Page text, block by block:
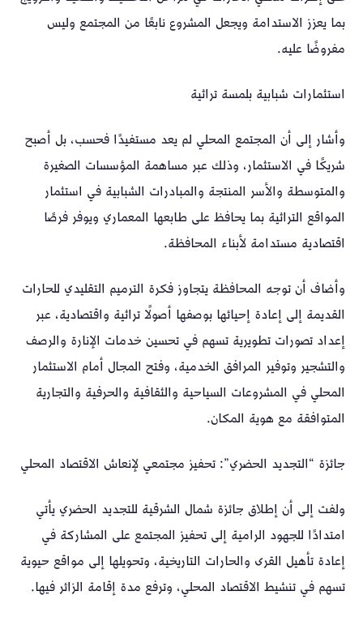
بما يعزز الاستدامة ويجعل المشروع نابعًا من المجتمع وليس
مفروضًا عليه.
استثمارات شبابية بلمسة تراثية
وأشار إلى أن المجتمع المحلي لم يعد مستفيدًا فحسب، بل أصبح
شريكًا في الاستثمار، وذلك عبر مساهمة المؤسسات الصغيرة
والمتوسطة والأسر المنتجة والمبادرات الشبابية في استثمار
المواقع التراثية بما يحافظ على طابعها المعماري ويوفر فرصًا
اقتصادية مستدامة لأبناء المحافظة.
وأضاف أن توجه المحافظة يتجاوز فكرة الترميم التقليدي للحارات
القديمة إلى إعادة إحيائها بوصفها أصولًا تراثية واقتصادية، عبر
إعداد تصورات تطويرية تسهم في تحسين خدمات الإنارة والرصف
والتشجير وتوفير المرافق الخدمية، وفتح المجال أمام الاستثمار
المحلي في المشروعات السياحية والثقافية والحرفية والتجارية
المتوافقة مع هوية المكان.
جائزة “التجديد الحضري”: تحفيز مجتمعي لإنعاش الاقتصاد المحلي
ولفت إلى أن إطلاق جائزة شمال الشرقية للتجديد الحضري يأتي
امتدادًا للجهود الرامية إلى تحفيز المجتمع على المشاركة في
إعادة تأهيل القرى والحارات التاريخية، وتحويلها إلى مواقع حيوية
تسهم في تنشيط الاقتصاد المحلي، وترفع مدة إقامة الزائر فيها.